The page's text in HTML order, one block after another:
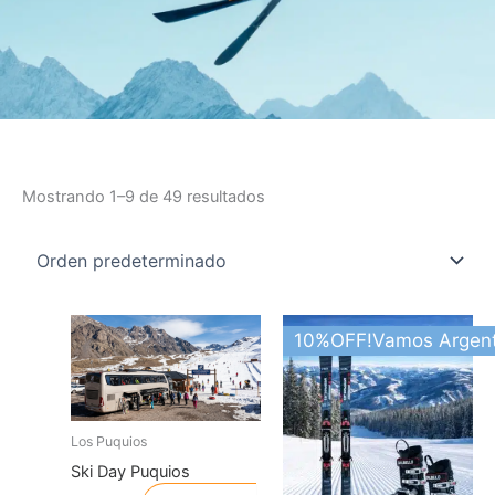
Mostrando 1–9 de 49 resultados
Los Puquios
Ski Day Puquios
10%OFF!Vamos
This
product
has
multiple
variants.
The
options